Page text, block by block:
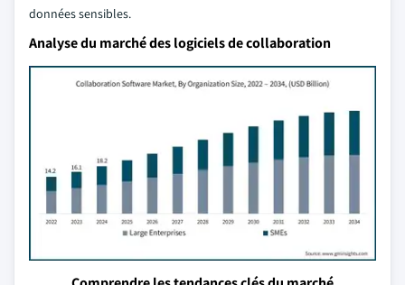
données sensibles.
Analyse du marché des logiciels de collaboration